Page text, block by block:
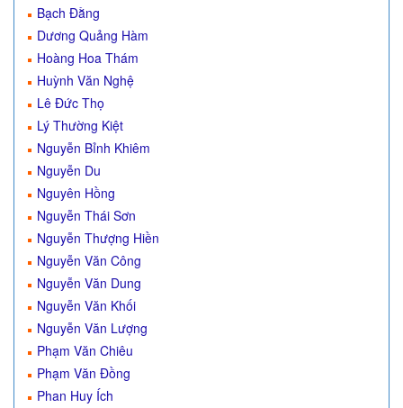
Bạch Đằng
Dương Quảng Hàm
Hoàng Hoa Thám
Huỳnh Văn Nghệ
Lê Đức Thọ
Lý Thường Kiệt
Nguyễn Bỉnh Khiêm
Nguyễn Du
Nguyên Hồng
Nguyễn Thái Sơn
Nguyễn Thượng Hiền
Nguyễn Văn Công
Nguyễn Văn Dung
Nguyễn Văn Khối
Nguyễn Văn Lượng
Phạm Văn Chiêu
Phạm Văn Đồng
Phan Huy Ích